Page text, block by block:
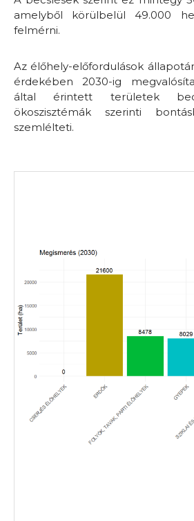
amelyből körülbelül 49.000
felmérni.
Az élőhely-előfordulások
érdekében 2030-ig
által érintett területek
ökoszisztémák szerinti
szemlélteti.